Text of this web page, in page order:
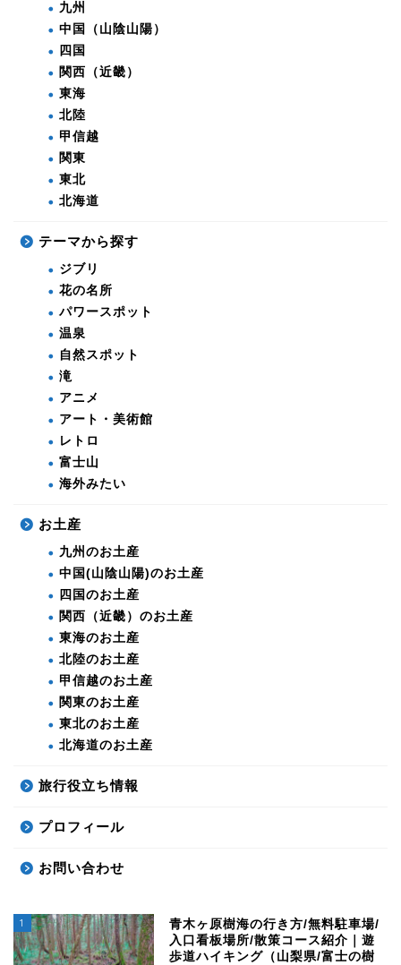
九州
中国（山陰山陽）
四国
関西（近畿）
東海
北陸
甲信越
関東
東北
北海道
テーマから探す
ジブリ
花の名所
パワースポット
温泉
自然スポット
滝
アニメ
アート・美術館
レトロ
富士山
海外みたい
お土産
九州のお土産
中国(山陰山陽)のお土産
四国のお土産
関西（近畿）のお土産
東海のお土産
北陸のお土産
甲信越のお土産
関東のお土産
東北のお土産
北海道のお土産
旅行役立ち情報
プロフィール
お問い合わせ
1
青木ヶ原樹海の行き方/無料駐車場/
入口看板場所/散策コース紹介｜遊
歩道ハイキング（山梨県/富士の樹